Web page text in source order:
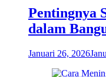
Pentingnya
dalam
Januari 26, 2026